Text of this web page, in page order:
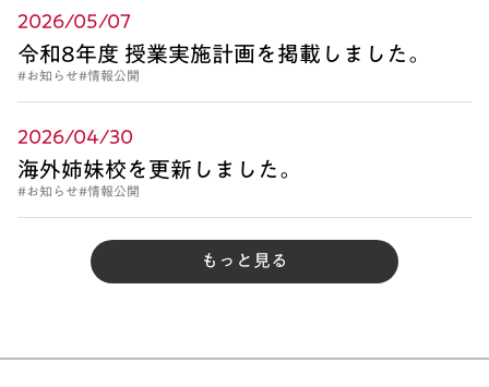
2026/05/07
令和8年度 授業実施計画を掲載しました。
#お知らせ#情報公開
2026/04/30
海外姉妹校を更新しました。
#お知らせ#情報公開
もっと見る